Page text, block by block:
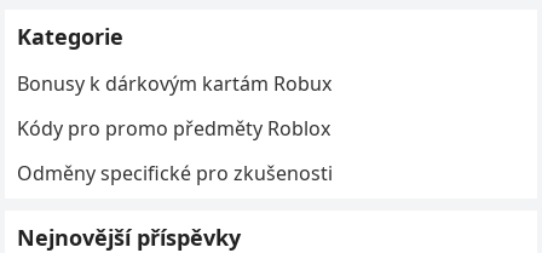
Kategorie
Bonusy k dárkovým kartám Robux
Kódy pro promo předměty Roblox
Odměny specifické pro zkušenosti
Nejnovější příspěvky